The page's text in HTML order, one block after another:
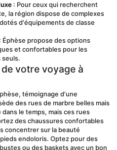
: Pour ceux qui recherchent
la région dispose de complexes
d'équipements de classe
Éphèse propose des options
et confortables pour les
seuls.
votre voyage à
témoignage d'une
des rues de marbre belles mais
le temps, mais ces rues
des chaussures confortables
concentrer sur la beauté
endoloris. Optez pour des
ou des baskets avec un bon